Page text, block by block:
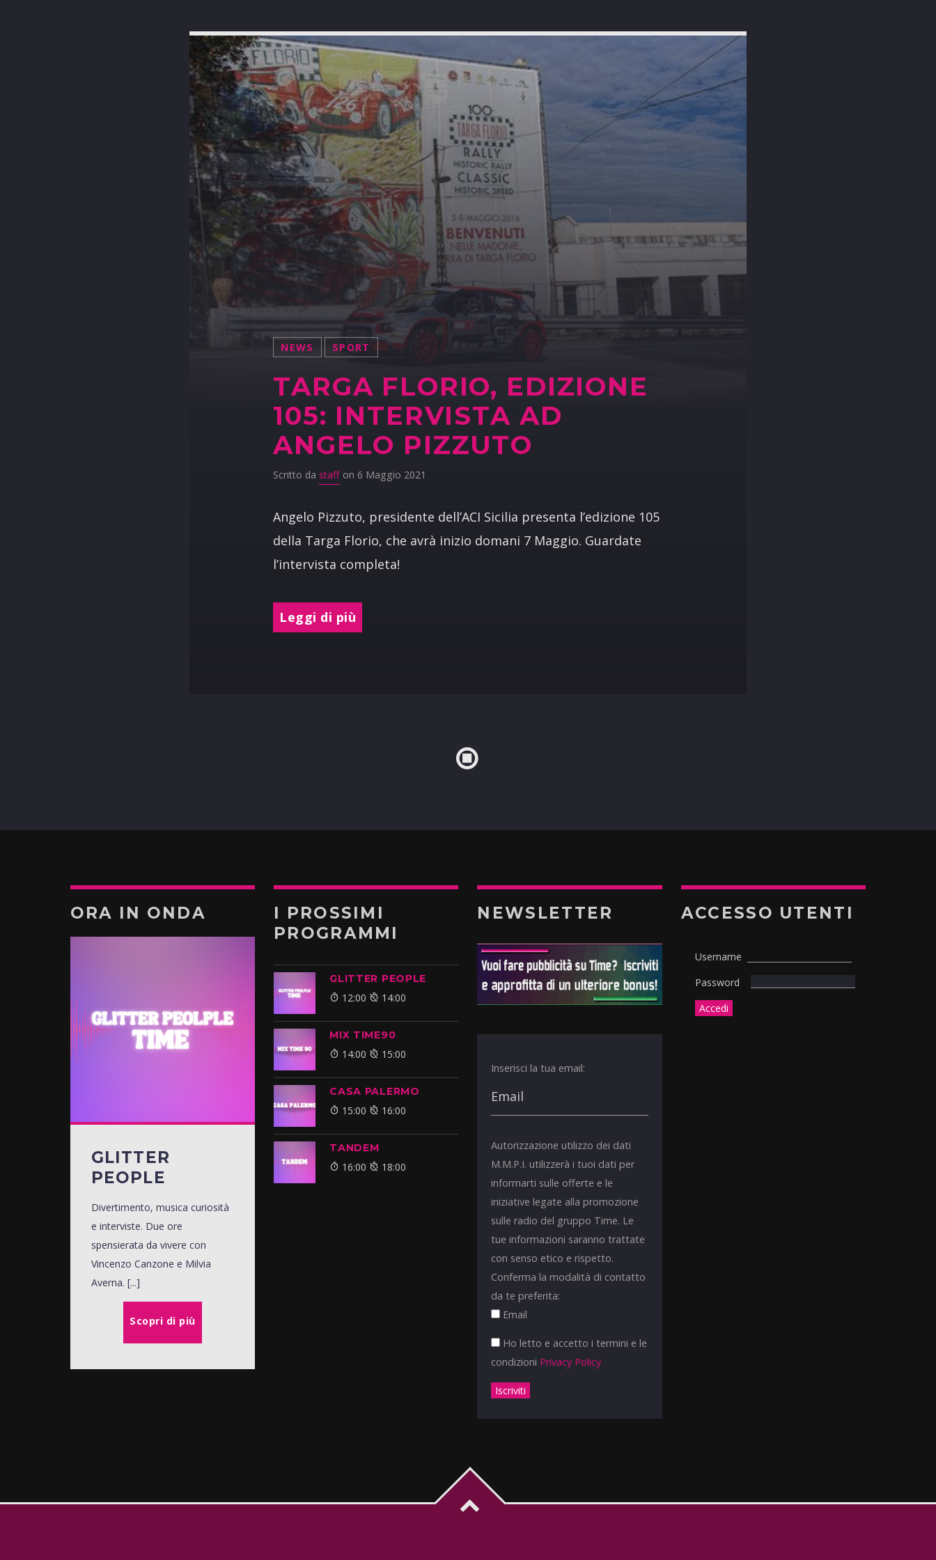
NEWS SPORT
TARGA FLORIO, EDIZIONE
105: INTERVISTA AD
ANGELO PIZZUTO
Scritto da staff on 6 Maggio 2021
Angelo Pizzuto, presidente dell’ACI Sicilia presenta l’edizione 105
della Targa Florio, che avrà inizio domani 7 Maggio. Guardate
l’intervista completa!
Leggi di più
ORA IN ONDA
GLITTER
PEOPLE
Divertimento, musica curiosità
e interviste. Due ore
spensierata da vivere con
Vincenzo Canzone e Milvia
Averna. [...]
Scopri di più
I PROSSIMI
PROGRAMMI
GLITTER PEOPLE
12:00 14:00
MIX TIME90
14:00 15:00
CASA PALERMO
15:00 16:00
TANDEM
16:00 18:00
NEWSLETTER
Inserisci la tua email:
Autorizzazione utilizzo dei dati
M.M.P.I. utilizzerà i tuoi dati per
informarti sulle offerte e le
iniziative legate alla promozione
sulle radio del gruppo Time. Le
tue informazioni saranno trattate
con senso etico e rispetto.
Conferma la modalità di contatto
da te preferita:
Email
Ho letto e accetto i termini e le
condizioni Privacy Policy
ACCESSO UTENTI
Username
Password